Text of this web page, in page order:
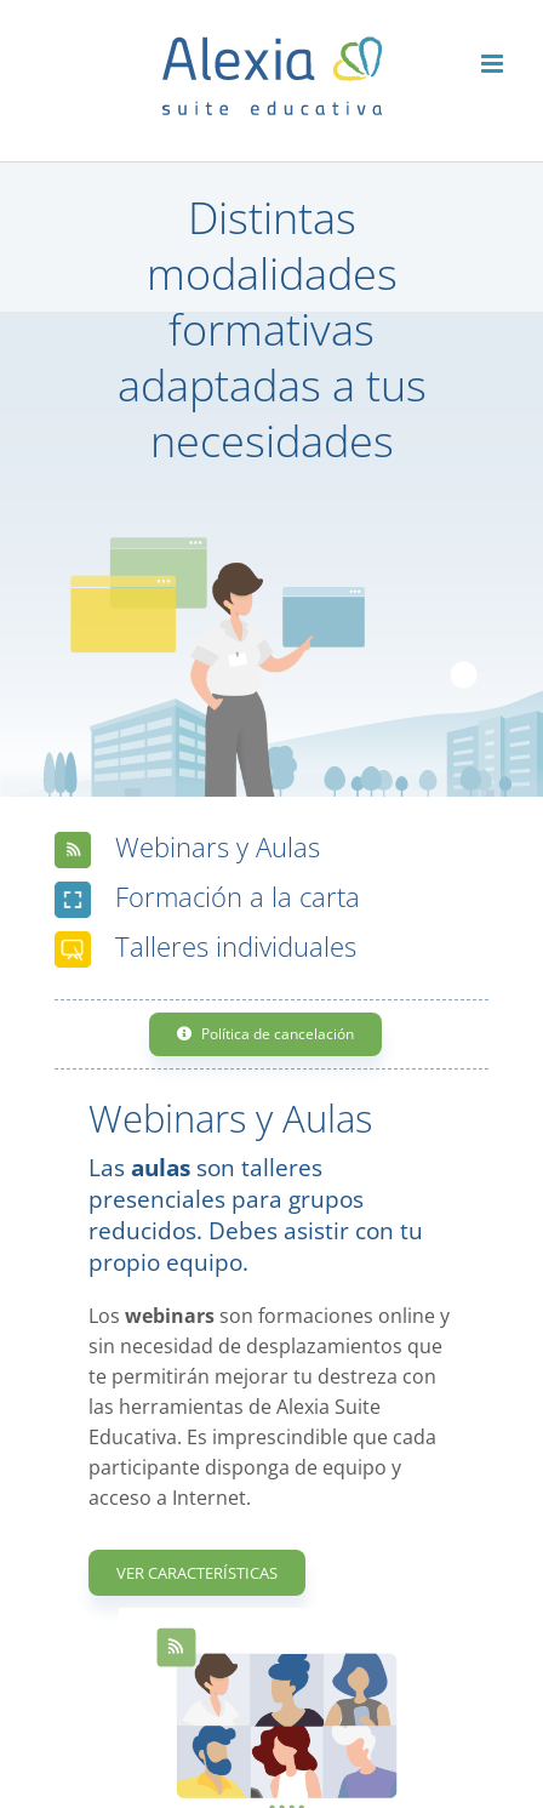
Distintas
modalidades
formativas
adaptadas a tus
necesidades
Webinars y Aulas
Formación a la carta
Talleres individuales
Política de cancelación
Webinars y Aulas
Lasaulas son talleres
presenciales para grupos
reducidos. Debes asistir con tu
propio equipo.
Loswebinars son formaciones online y
sin necesidad de desplazamientos que
te permitirán mejorar tu destreza con
las herramientas de Alexia Suite
Educativa. Es imprescindible que cada
participante disponga de equipo y
acceso a Internet.
VER CARACTERÍSTICAS